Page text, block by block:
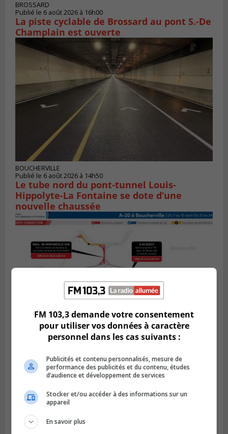
BROSSARD
Publié le 6 août 2026 à 16h00
La piste cyclable de Brossard au pont S.-De
Champlain est ouverte
BOUCHERVILLE
Publié le 6 août 2026 à 14h50
Le tube nord du pont-tunnel Louis-
Hippolyte-La Fontaine se dote d’une
nouvelle chaussée
BOUCHERVILLE
Le MTMD annonce des fermetures sur
l’autoroute 20 à Boucherville
FM 103,3 demande votre consentement
pour utiliser vos données à caractère
personnel dans les cas suivants :
Publicités et contenu personnalisés, mesure de
performance des publicités et du contenu, études
d’audience et développement de services
Stocker et/ou accéder à des informations sur un
appareil
En savoir plus